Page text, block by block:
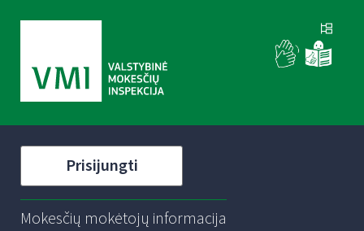
Prisijungti
Mokesčių mokėtojų informacija